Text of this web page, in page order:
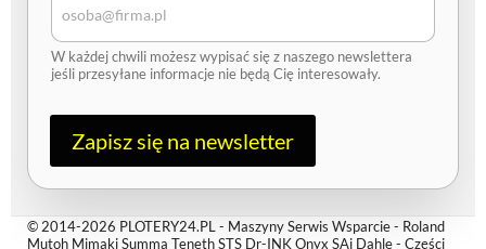
l
A
d
e
W każdej chwili możesz wypisać się z naszego newslettera
jeśli przesyłane informacje nie będą Cię interesowały.
Zapisz się na newsletter
© 2014-2026 PLOTERY24.PL - Maszyny Serwis Wsparcie - Roland
Mutoh Mimaki Summa Teneth STS Dr-INK Onyx SAi Dahle - Części